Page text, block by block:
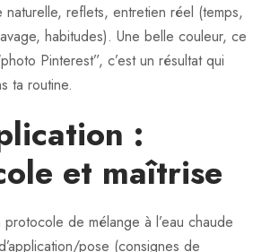
naturelle, reflets, entretien réel (temps,
habitudes). Une belle couleur, ce
Pinterest”, c’est un résultat qui
ta routine.
:
et maîtrise
de mélange à l’eau chaude
pose (consignes de